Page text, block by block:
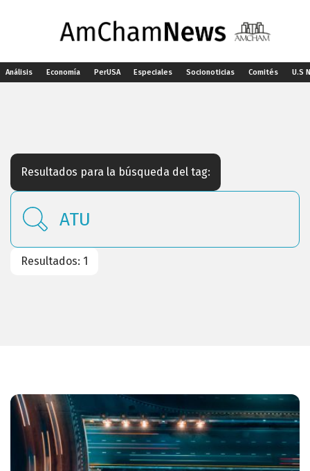
Análisis Economía PerUSA Especiales Socionoticias Comités U.S
Resultados para la búsqueda del tag:
Resultados: 1